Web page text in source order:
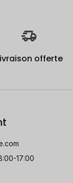
offerte
17:00